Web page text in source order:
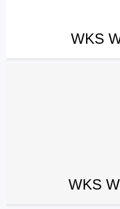
WKS
WKS